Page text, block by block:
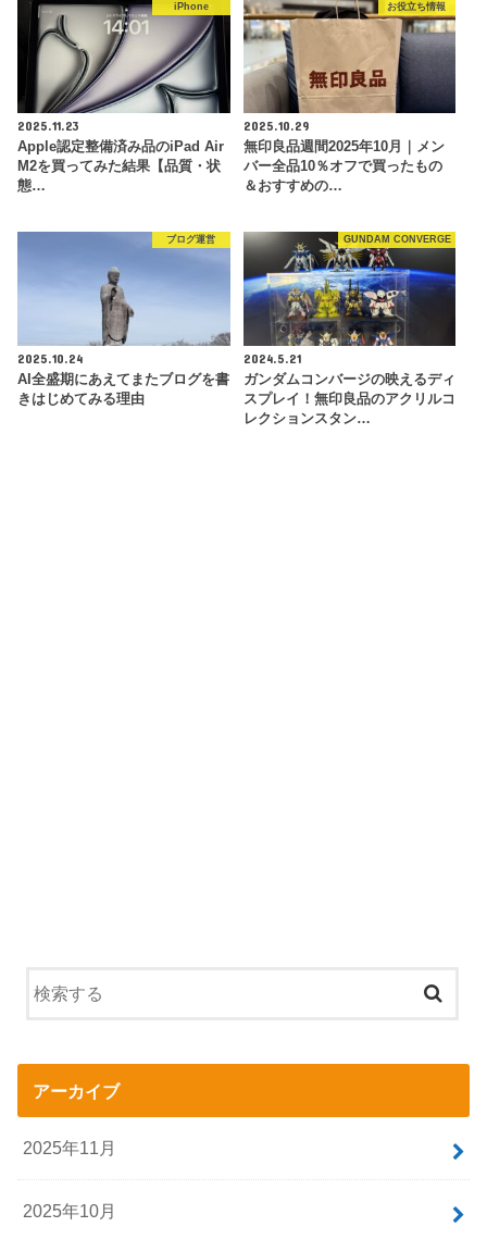
iPhone
2025.11.23
Apple認定整備済み品のiPad Air
M2を買ってみた結果【品質・状
態…
お役立ち情報
2025.10.29
無印良品週間2025年10月｜メン
バー全品10％オフで買ったもの
＆おすすめの…
ブログ運営
2025.10.24
AI全盛期にあえてまたブログを書
きはじめてみる理由
GUNDAM CONVERGE
2024.5.21
ガンダムコンバージの映えるディ
スプレイ！無印良品のアクリルコ
レクションスタン…